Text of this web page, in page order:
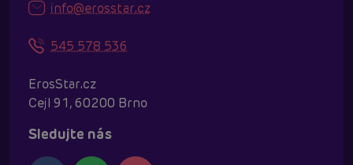
info@erosstar.cz
545 578 536
ErosStar.cz
Cejl 91, 60200 Brno
Sledujte nás